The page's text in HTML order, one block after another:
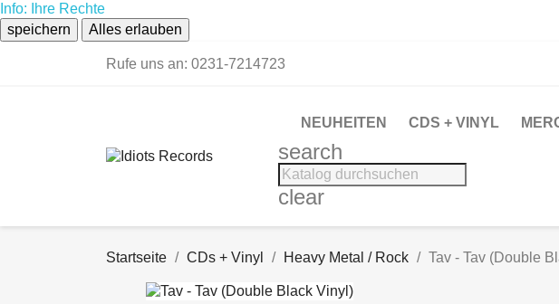
Info: Ihre Rechte
speichern
Alles erlauben
Rufe uns an: 0231-7214723
NEUHEITEN CDS + VINYL
search
clear
Startseite CDs + Vinyl Heavy Metal / Rock Tav - Tav (Double